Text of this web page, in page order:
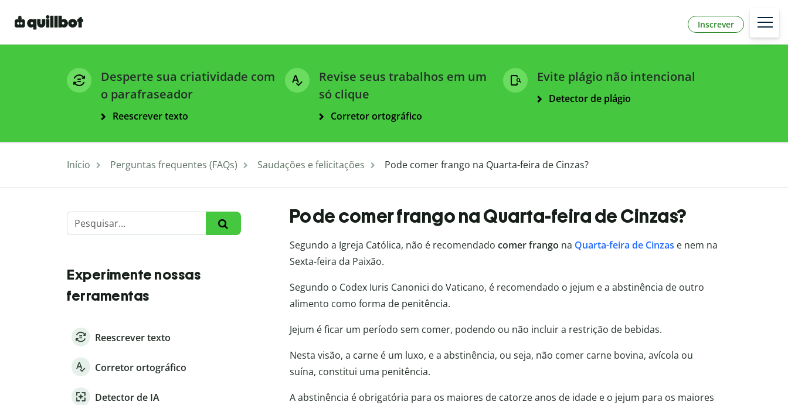
Inscrever
Desperte sua criatividade com
o parafraseador
Reescrever texto
Revise seus trabalhos em um
só clique
Corretor ortográfico
Evite plágio não intencional
Detector de plágio
Início Perguntas frequentes (FAQs) Saudações e felicitações Pode comer frango na Quarta-feira de Cinzas?
Experimente nossas
ferramentas
Reescrever texto
Corretor ortográfico
Detector de IA
Pode comer frango na Quarta-feira de Cinzas?
Segundo a Igreja Católica, não é recomendado comerfrango na Quarta-feira de Cinzas e nem na
Sexta-feira da Paixão.
Segundo o Codex Iuris Canonici do Vaticano, é recomendado o jejum e a abstinência de outro
alimento como forma de penitência.
Jejum é ficar um período sem comer, podendo ou não incluir a restrição de bebidas.
Nesta visão, a carne é um luxo, e a abstinência, ou seja, não comer carne bovina, avícola ou
suína, constitui uma penitência.
A abstinência é obrigatória para os maiores de catorze anos de idade e o jejum para os maiores